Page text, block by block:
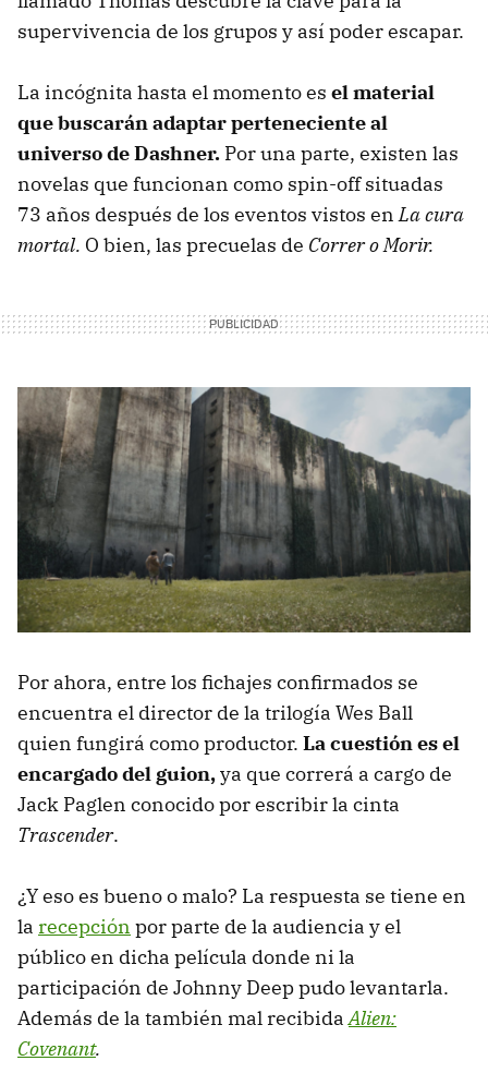
supervivencia de los grupos y así poder escapar.
La incógnita hasta el momento es el material
que buscarán adaptar perteneciente al
universo de Dashner. Por una parte, existen las
novelas que funcionan como spin-off situadas
73 años después de los eventos vistos enLa cura
mortal. O bien, las precuelas de Correr o Morir.
Por ahora, entre los fichajes confirmados se
encuentra el director de la trilogía Wes Ball
quien fungirá como productor. La cuestión es el
encargado del guion,ya que correrá a cargo de
Jack Paglen conocido por escribir la cinta
Trascender.
¿Y eso es bueno o malo? La respuesta se tiene en
la recepción por parte de la audiencia y el
público en dicha película donde ni la
participación de Johnny Deep pudo levantarla.
Además de la también mal recibidaAlien:
Covenant.